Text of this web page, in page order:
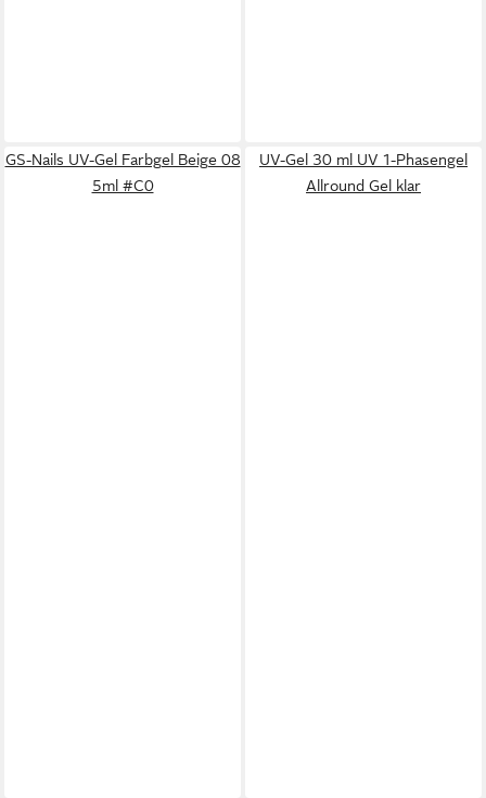
GS-Nails UV-Gel Farbgel Beige 08
5ml #C0
UV-Gel 30 ml UV 1-Phasengel
Allround Gel klar